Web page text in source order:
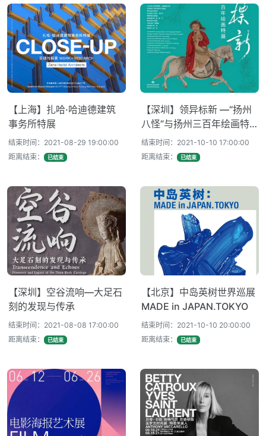
【上海】扎哈·哈迪德建筑
事务所特展
结束时间：2021-08-29 19:00:00
距离结束：
已结束
【深圳】领异标新 —“扬州
八怪”与扬州三百年绘画特
展
结束时间：2021-10-10 17:00:00
距离结束：
已结束
【深圳】空谷流响—大足石
刻的发现与传承
结束时间：2021-08-08 17:00:00
距离结束：
已结束
【北京】中岛英树世界巡展
MADE in JAPAN.TOKYO
结束时间：2021-10-10 20:00:00
距离结束：
已结束